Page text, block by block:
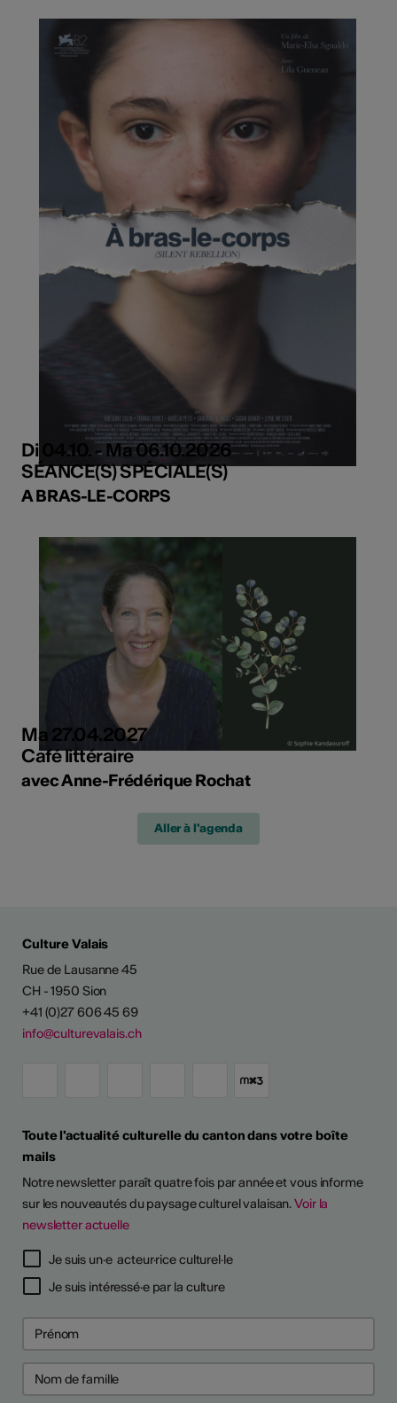
Di 04.10. - Ma 06.10.2026
SÉANCE(S) SPÉCIALE(S)
A BRAS-LE-CORPS
Ma 27.04.2027
Café littéraire
avec Anne-Frédérique Rochat
Aller à l'agenda
Culture Valais
Rue de Lausanne 45
CH - 1950 Sion
+41 (0)27 606 45 69
info@culturevalais.ch
Toute l'actualité culturelle du canton dans votre boîte
mails
Notre newsletter paraît quatre fois par année et vous informe
sur les nouveautés du paysage culturel valaisan.Voir la
newsletter actuelle
Je suis un·e acteur·rice culturel·le
Je suis intéressé·e par la culture